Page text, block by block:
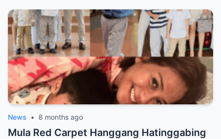
News • 8 months ago
Mula Red Carpet Hanggang Hatinggabing